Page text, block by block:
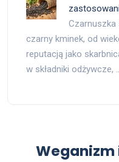
Czarnuszka
czarny kminek, od
reputacją jako
w składniki odżywcze,